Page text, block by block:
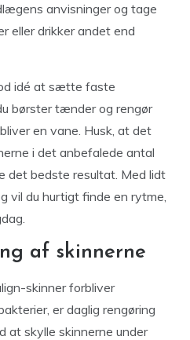
anvisninger og tage
eller drikker andet end
idé at sætte faste
børster tænder og rengør
en vane. Husk, at det
i det anbefalede antal
det bedste resultat. Med lidt
vil du hurtigt finde en rytme,
af skinnerne
skinner forbliver
er daglig rengøring
at skylle skinnerne under